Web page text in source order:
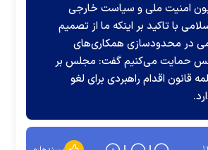
امنیت ملی و سیاست خارجی
با تاکید بر اینکه ما از تصمیم
در محدودسازی همکاری‌های
حمایت می‌کنیم گفت: مجلس بر
قانون اقدام راهبردی برای لغو